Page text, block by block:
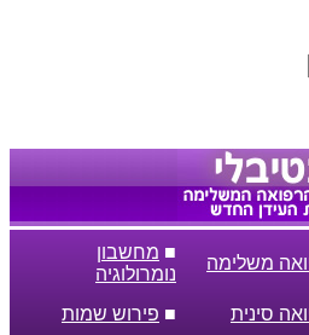
משלימה
■ מחשבון
נומרולוגיה
סינית ■ פירוש שמות